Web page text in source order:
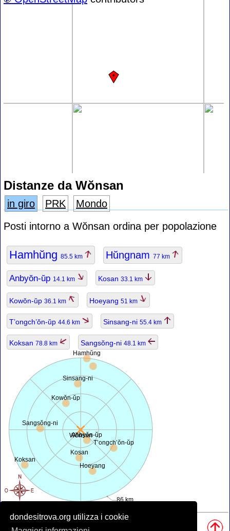
dondesitrova.org utilizza i cookie
Distanze da Wŏnsan
in giro PRK
Mondo
Posti intorno a Wŏnsan ordina per popolazione
Hamhŭng 85.5 km Hŭngnam 77 km
Anbyŏn-ŭp 14.1 km Kosan 33.1 km
Kowŏn-ŭp 36.1 km Hoeyang 51 km
T’ongch’ŏn-ŭp 44.6 km Sinsang-ni 55.4 km
Koksan 78.8 km Sangsŏng-ni 48.1 km
Wŏnsan
86 km
Hamhŭng
Anbyŏn-ŭp
Kosan
Kowŏn-ŭp
Hoeyang
T’ongch’ŏn-ŭp
Sinsang-ni
Koksan
Sangsŏng-ni